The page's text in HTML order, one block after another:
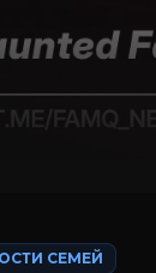
СЕМЕЙ